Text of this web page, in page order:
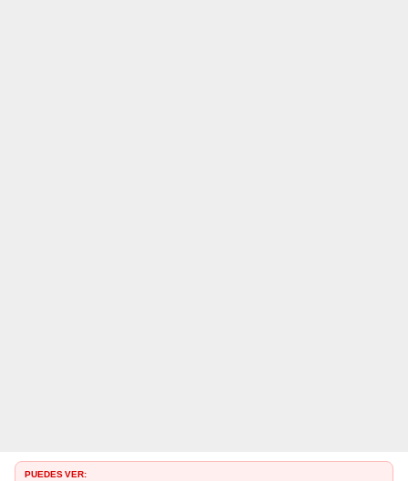
PUEDES VER: